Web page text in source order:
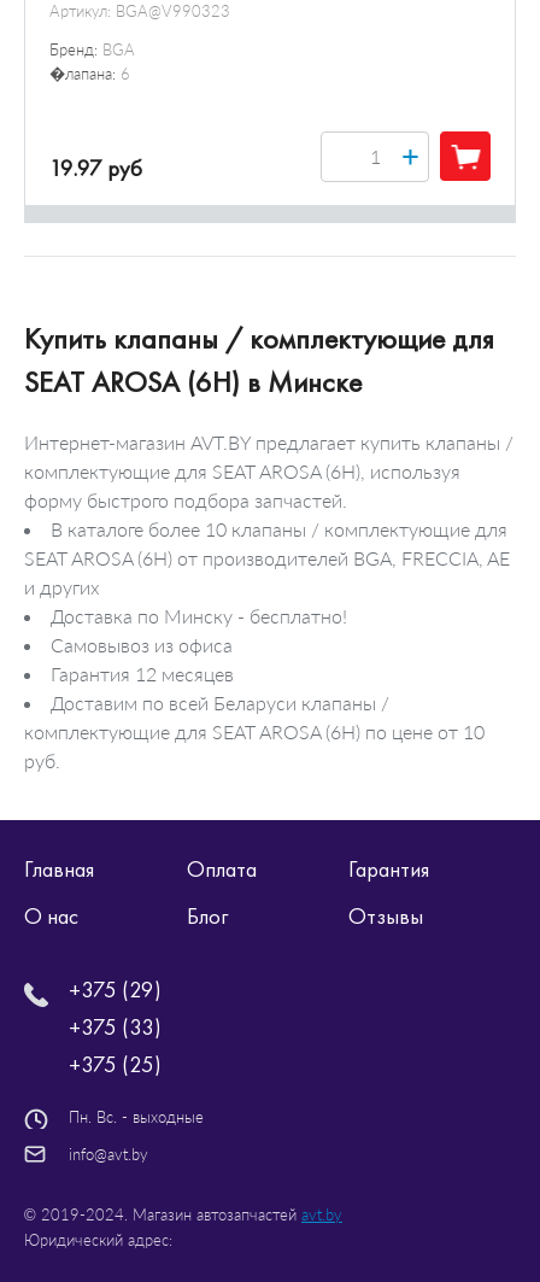
Артикул: BGA@V990323
Бренд: BGA
�лапана: 6
19.97 руб +
Купить клапаны / комплектующие для
SEAT AROSA (6H) в Минске
Интернет-магазин AVT.BY предлагает купить клапаны /
комплектующие для SEAT AROSA (6H), используя
форму быстрого подбора запчастей.
В каталоге более 10 клапаны / комплектующие для
SEAT AROSA (6H) от производителей BGA, FRECCIA, AE
и других
Доставка по Минску - бесплатно!
Самовывоз из офиса
Гарантия 12 месяцев
Доставим по всей Беларуси клапаны /
комплектующие для SEAT AROSA (6H) по цене от 10
руб.
Главная Оплата
Гарантия
О нас
Блог Отзывы
+375 (29)
+375 (33)
+375 (25)
Пн. Вс. - выходные
info@avt.by
© 2019-2024. Магазин автозапчастей avt.by
Юридический адрес: